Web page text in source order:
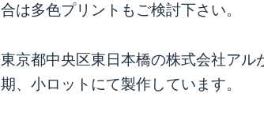
合は多色プリントもご検討下さい。
東京都中央区東日本橋の株式会社アル
期、小ロットにて製作しています。